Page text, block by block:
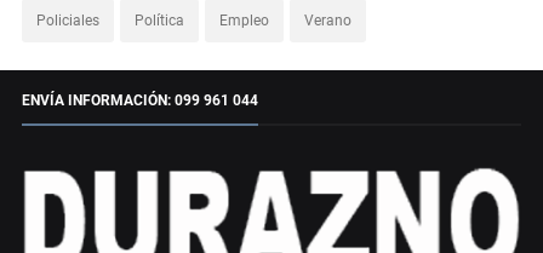
Policiales Política Empleo Verano
ENVÍA INFORMACIÓN: 099 961 044